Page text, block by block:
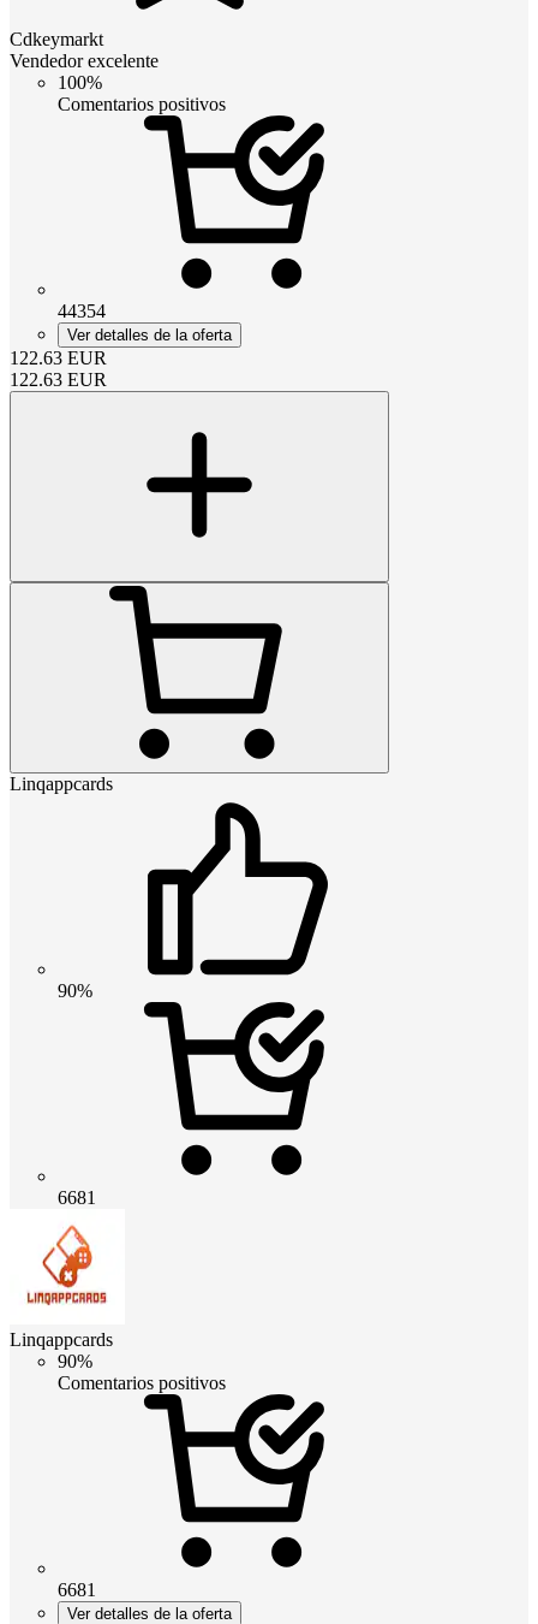
Cdkeymarkt
Vendedor excelente
100%
Comentarios positivos
44354
Ver detalles de la oferta
122.63 EUR
122.63 EUR
Linqappcards
90%
6681
Linqappcards
90%
Comentarios positivos
6681
Ver detalles de la oferta